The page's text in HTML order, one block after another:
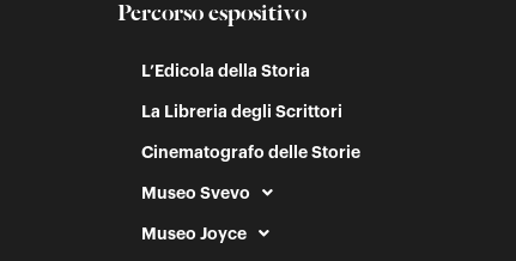
Percorso espositivo
L’Edicola della Storia
La Libreria degli Scrittori
Cinematografo delle Storie
Museo Svevo
Museo Joyce